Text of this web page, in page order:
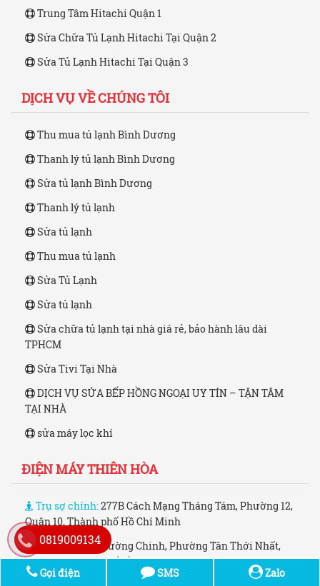
Trung Tâm Hitachi Quận 1
Sửa Chữa Tủ Lạnh Hitachi Tại Quận 2
Sửa Tủ Lạnh Hitachi Tại Quận 3
DỊCH VỤ VỀ CHÚNG TÔI
Thu mua tủ lạnh Bình Dương
Thanh lý tủ lạnh Bình Dương
Sửa tủ lạnh Bình Dương
Thanh lý tủ lạnh
Sửa tủ lạnh
Thu mua tủ lạnh
Sửa Tủ Lạnh
Sửa tủ lạnh
Sửa chữa tủ lạnh tại nhà giá rẻ, bảo hành lâu dài
TPHCM
Sửa Tivi Tại Nhà
DỊCH VỤ SỬA BẾP HỒNG NGOẠI UY TÍN – TẬN TÂM
TẠI NHÀ
sửa máy lọc khí
ĐIỆN MÁY THIÊN HÒA
Trụ sợ chính:277B Cách Mạng Tháng Tám, Phường 12,
Quận 10, Thành phố Hồ Chí Minh
Chi nhánh:2 Trường Chinh, Phường Tân Thới Nhất,
Quận 12, Thành phố Hồ Chí Minh
0819009134
Gọi điện SMS Zalo